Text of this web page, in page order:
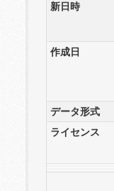
新日時
作成日
データ形式
ライセンス